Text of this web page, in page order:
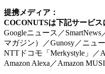
提携メディア：
COCONUTSは下記サービス
Googleニュース／SmartNews
マガジン）／Gunosy／ニュ
NTTドコモ「Merkystyle」／
Amazon Alexa／Amazon